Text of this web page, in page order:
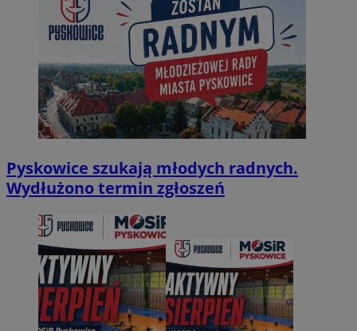
Pyskowice szukają młodych radnych.
Wydłużono termin zgłoszeń